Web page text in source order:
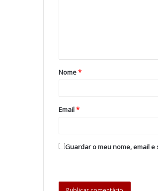
Nome*
Email*
Guardar o meu nome, email